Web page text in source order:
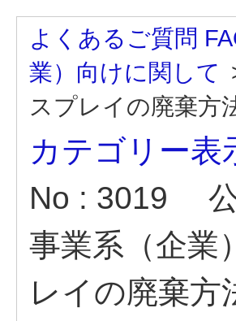
よくあるご質問
業）向けに関して
スプレイの廃棄方
カテゴリー表
No : 3019
事業系（企業
レイの廃棄方